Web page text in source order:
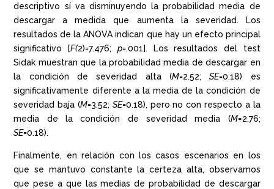
descriptivo sí va disminuyendo la probabilidad media de
descargar a medida que aumenta la severidad. Los
resultados de la ANOVA indican que hay un efecto principal
significativo [F(2)=7.476; p=.001]. Los resultados del test
Sidak muestran que la probabilidad media de descargar en
la condición de severidad alta (M=2.52;SE=0.18) es
significativamente diferente a la media de la condición de
severidad baja (M=3.52; SE=0.18), pero no con respecto a la
media de la condición de severidad media (M=2.76;
SE=0.18).
Finalmente, en relación con los casos escenarios en los
que se mantuvo constante la certeza alta, observamos
que pese a que las medias de probabilidad de descargar